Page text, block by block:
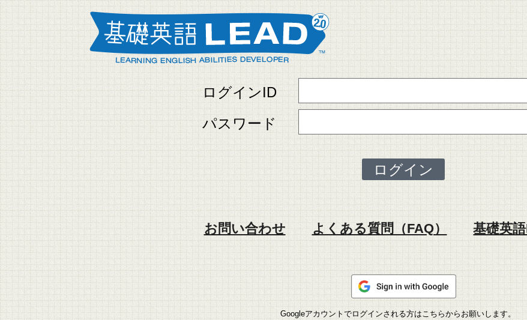
ログインID
パスワード
ログイン
お問い合わせ よくある質問（FAQ） 基礎英
Googleアカウントでログインされる方はこちらからお願いします。